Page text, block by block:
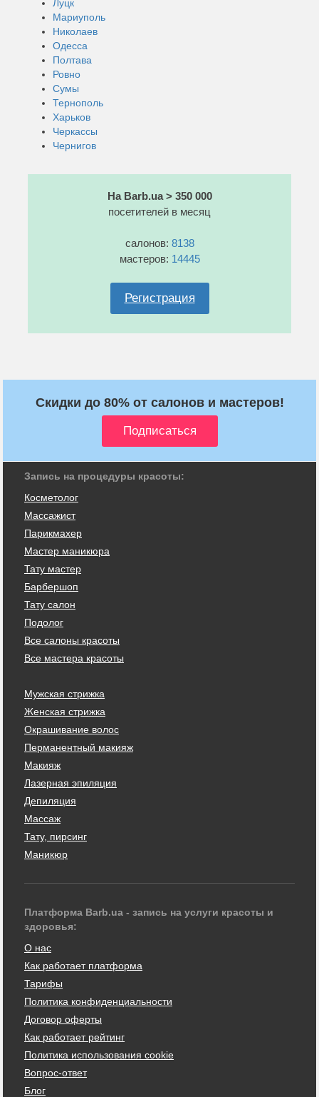
Луцк
Мариуполь
Николаев
Одесса
Полтава
Ровно
Сумы
Тернополь
Харьков
Черкассы
Чернигов
На Barb.ua > 350 000
посетителей в месяц
салонов: 8138
мастеров: 14445
Регистрация
Скидки до 80% от салонов и мастеров!
Запись на процедуры красоты:
Косметолог
Массажист
Парикмахер
Мастер маникюра
Тату мастер
Барбершоп
Тату салон
Подолог
Все салоны красоты
Все мастера красоты
Мужская стрижка
Женская стрижка
Окрашивание волос
Перманентный макияж
Макияж
Лазерная эпиляция
Депиляция
Массаж
Тату, пирсинг
Маникюр
Платформа Barb.ua - запись на услуги красоты и
здоровья:
О нас
Как работает платформа
Тарифы
Политика конфиденциальности
Договор оферты
Как работает рейтинг
Политика использования cookie
Вопрос-ответ
Блог